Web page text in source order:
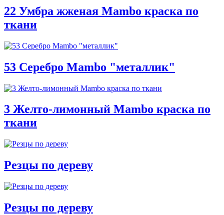
22 Умбра жженая Mambo краска по
ткани
53 Серебро Mambo "металлик"
3 Желто-лимонный Mambo краска по
ткани
Резцы по дереву
Резцы по дереву